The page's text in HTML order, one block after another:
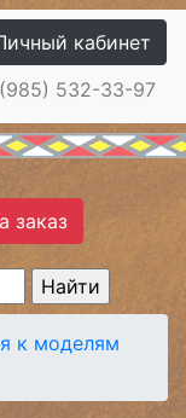
кабинет
532-33-97
заказ
к моделям